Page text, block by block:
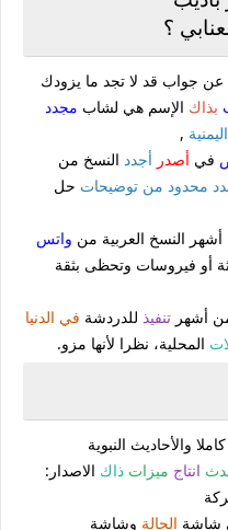
عن جواب قد لا تجد ما يزودك
بذاك الإسم هي لشاب مجدد
,
في أصدر أجدد النسخ من
محدود من توضيحات حل
أشهر النسخ العربية من واتس
أو فيروسات وتحظى بثقة
أشهر تنفيذ للدردشة في الدنيا
المحلية، نظرا لأنها مزو.
كاملا والأحاديث النبوية
انتاج ميزات ذاك الاصدار:
شاشة الحالة وشاشة